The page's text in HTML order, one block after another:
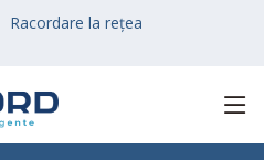
Racordare la rețea